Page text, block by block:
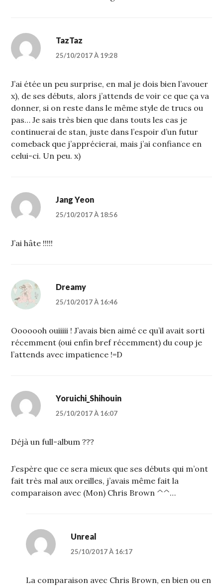
TazTaz
25/10/2017 À 19:28
J’ai étée un peu surprise, en mal je dois bien l’avouer
x), de ses débuts, alors j’attends de voir ce que ça va
donner, si on reste dans le même style de trucs ou
pas… Je sais très bien que dans touts les cas je
continuerai de stan, juste dans l’espoir d’un futur
comeback que j’apprécierai, mais j’ai confiance en
celui-ci. Un peu. x)
Jang Yeon
25/10/2017 À 18:56
J’ai hâte !!!!!
Dreamy
25/10/2017 À 16:46
Ooooooh ouiiiii ! J’avais bien aimé ce qu’il avait sorti
récemment (oui enfin bref récemment) du coup je
l’attends avec impatience !=D
Yoruichi_Shihouin
25/10/2017 À 16:07
Déjà un full-album ???
J’espère que ce sera mieux que ses débuts qui m’ont
fait très mal aux oreilles, j’avais même fait la
comparaison avec (Mon) Chris Brown ^^…
Unreal
25/10/2017 À 16:17
La comparaison avec Chris Brown, en bien ou en